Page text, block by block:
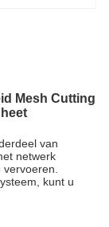
Mesh Cutting
van
netwerk
kunt u